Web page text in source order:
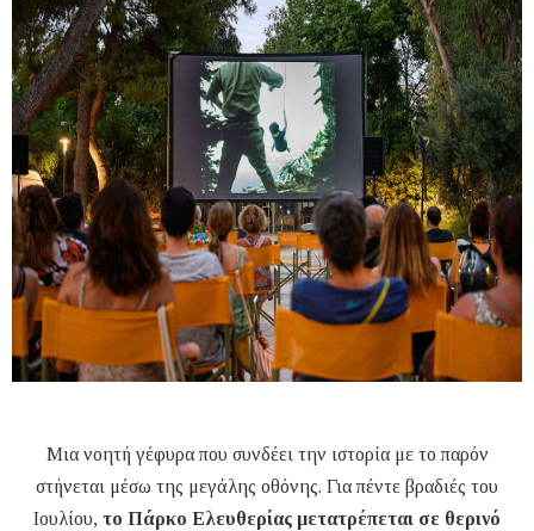
Μια νοητή γέφυρα που συνδέει την ιστορία με το παρόν
στήνεται μέσω της μεγάλης οθόνης. Για πέντε βραδιές του
Ιουλίου, το Πάρκο Ελευθερίας μετατρέπεται σε θερινό